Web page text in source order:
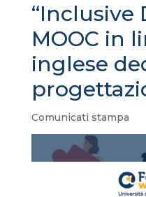
“Inclusive
MOOC in
inglese
Comunicati stampa